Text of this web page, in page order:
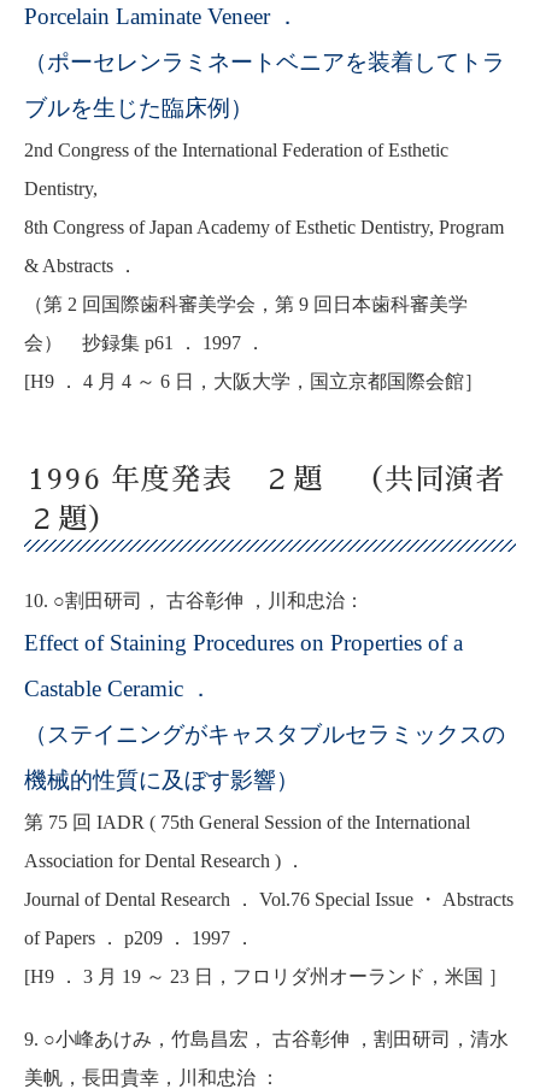
Porcelain Laminate Veneer ．
（ポーセレンラミネートベニアを装着してトラ
ブルを生じた臨床例）
2nd Congress of the International Federation of Esthetic
Dentistry,
8th Congress of Japan Academy of Esthetic Dentistry, Program
& Abstracts ．
（第 2 回国際歯科審美学会，第 9 回日本歯科審美学
会） 抄録集 p61 ． 1997 ．
[H9 ． 4 月 4 ～ 6 日，大阪大学，国立京都国際会館］
1996 年度発表 ２題 （共同演者
２題）
10. ○割田研司， 古谷彰伸 ，川和忠治：
Effect of Staining Procedures on Properties of a
Castable Ceramic ．
（ステイニングがキャスタブルセラミックスの
機械的性質に及ぼす影響）
第 75 回 IADR ( 75th General Session of the International
Association for Dental Research ) ．
Journal of Dental Research ． Vol.76 Special Issue ・ Abstracts
of Papers ． p209 ． 1997 ．
[H9 ． 3 月 19 ～ 23 日，フロリダ州オーランド，米国 ］
9. ○小峰あけみ，竹島昌宏， 古谷彰伸 ，割田研司，清水
美帆，長田貴幸，川和忠治 ：